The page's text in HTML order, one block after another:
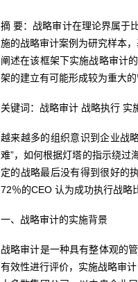
摘 要：战略审计在理论界属于
施的战略审计案例为研究样本
阐述在该框架下实施战略审计
架的建立有可能形成较为重大
关键词：战略审计 战略执行 实
越来越多的组织意识到企业战
难”，如何根据灯塔的指示绕过
定的战略最后没有得到很好的
72％的CEO 认为成功执行战略
一、战略审计的实施背景
战略审计是一种具有整体观的
有效性进行评价，实施战略审